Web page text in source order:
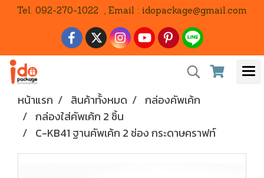
Tel. 092-270-1022 , Email : idopackage@gmail.com
หน้าแรก สินค้าทั้งหมด
กล่องคัพเค้ก
กล่องใส่คัพเค้ก 2 ชิ้น
C-KB41 ฐานคัพเค้ก 2 ช่อง กระดาษคราฟท์